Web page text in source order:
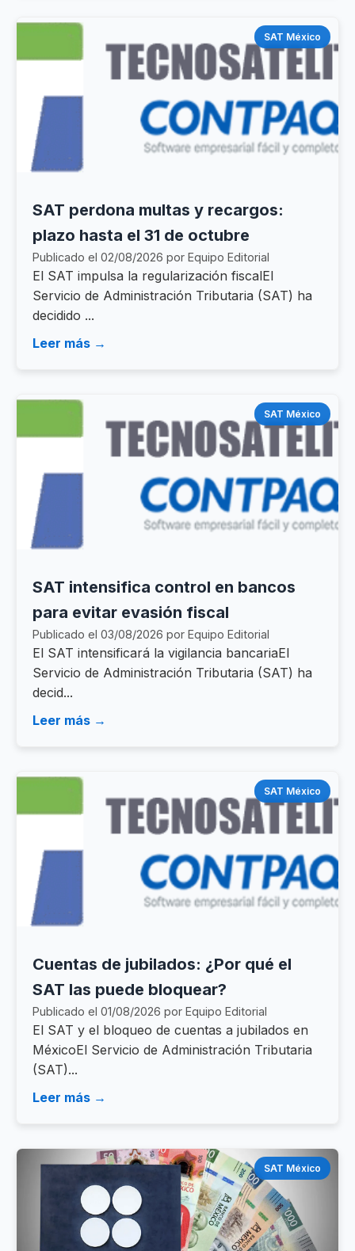
SAT México
SAT perdona multas y recargos:
plazo hasta el 31 de octubre
Publicado el 02/08/2026 por Equipo Editorial
El SAT impulsa la regularización fiscalEl
Servicio de Administración Tributaria (SAT) ha
decidido ...
Leer más →
SAT México
SAT intensifica control en bancos
para evitar evasión fiscal
Publicado el 03/08/2026 por Equipo Editorial
El SAT intensificará la vigilancia bancariaEl
Servicio de Administración Tributaria (SAT) ha
decid...
Leer más →
SAT México
Cuentas de jubilados: ¿Por qué el
SAT las puede bloquear?
Publicado el 01/08/2026 por Equipo Editorial
El SAT y el bloqueo de cuentas a jubilados en
MéxicoEl Servicio de Administración Tributaria
(SAT)...
Leer más →
SAT México